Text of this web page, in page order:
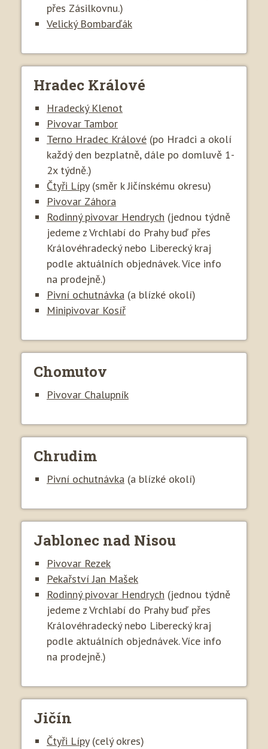
přes Zásilkovnu.)
Velický Bombarďák
Hradec Králové
Hradecký Klenot
Pivovar Tambor
Terno Hradec Králové (po Hradci a okolí
každý den bezplatně, dále po domluvě 1-
2x týdně.)
Čtyři Lípy (směr k Jičínskému okresu)
Pivovar Záhora
Rodinný pivovar Hendrych (jednou týdně
jedeme z Vrchlabí do Prahy buď přes
Královéhradecký nebo Liberecký kraj
podle aktuálních objednávek. Více info
na prodejně.)
Pivní ochutnávka (a blízké okolí)
Minipivovar Kosíř
Chomutov
Pivovar Chalupník
Chrudim
Pivní ochutnávka (a blízké okolí)
Jablonec nad Nisou
Pivovar Rezek
Pekařství Jan Mašek
Rodinný pivovar Hendrych (jednou týdně
jedeme z Vrchlabí do Prahy buď přes
Královéhradecký nebo Liberecký kraj
podle aktuálních objednávek. Více info
na prodejně.)
Jičín
Čtyři Lípy (celý okres)